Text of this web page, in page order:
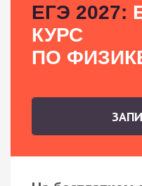
ЕГЭ 2027:
КУРС
ПО